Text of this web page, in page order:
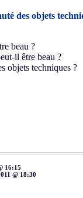
des objets
beau ?
il être beau ?
objets techniques ?
16:15
@ 18:30